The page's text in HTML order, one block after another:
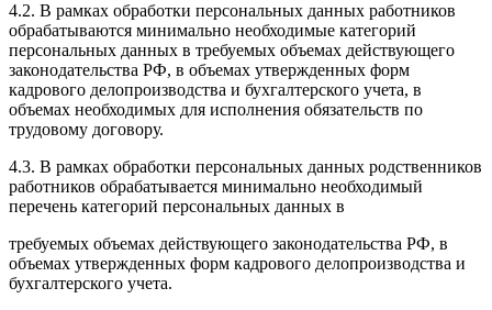
4.2. В рамках обработки персональных данных работников
обрабатываются минимально необходимые категорий
персональных данных в требуемых объемах действующего
законодательства РФ, в объемах утвержденных форм
кадрового делопроизводства и бухгалтерского учета, в
объемах необходимых для исполнения обязательств по
трудовому договору.
4.3. В рамках обработки персональных данных родственников
работников обрабатывается минимально необходимый
перечень категорий персональных данных в
требуемых объемах действующего законодательства РФ, в
объемах утвержденных форм кадрового делопроизводства и
бухгалтерского учета.